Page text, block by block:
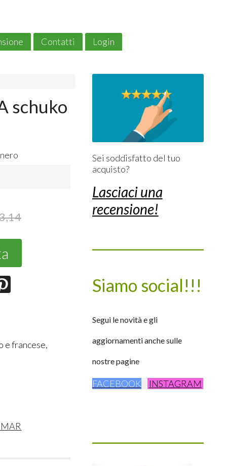
Contatti
Login
schuko
e francese,
Sei soddisfatto del tuo
acquisto?
Lasciaci una
recensione!
Siamo social!!!
Segui le novità e gli
aggiornamenti anche sulle
nostre pagine
FACEBOOK INSTAGRAM